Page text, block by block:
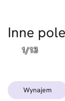
Inne
wynajem